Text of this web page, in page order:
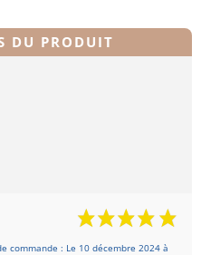
DU PRODUIT
commande : Le 10 décembre 2024 à